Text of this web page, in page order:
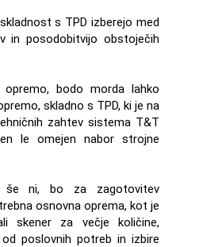
s TPD izberejo med
in posodobitvijo obstoječih
bodo morda lahko
skladno s TPD, ki je na
zahtev sistema T&T
le omejen nabor strojne
še ni, bo za zagotovitev
osnovna oprema, kot je
skener za večje količine,
poslovnih potreb in izbire